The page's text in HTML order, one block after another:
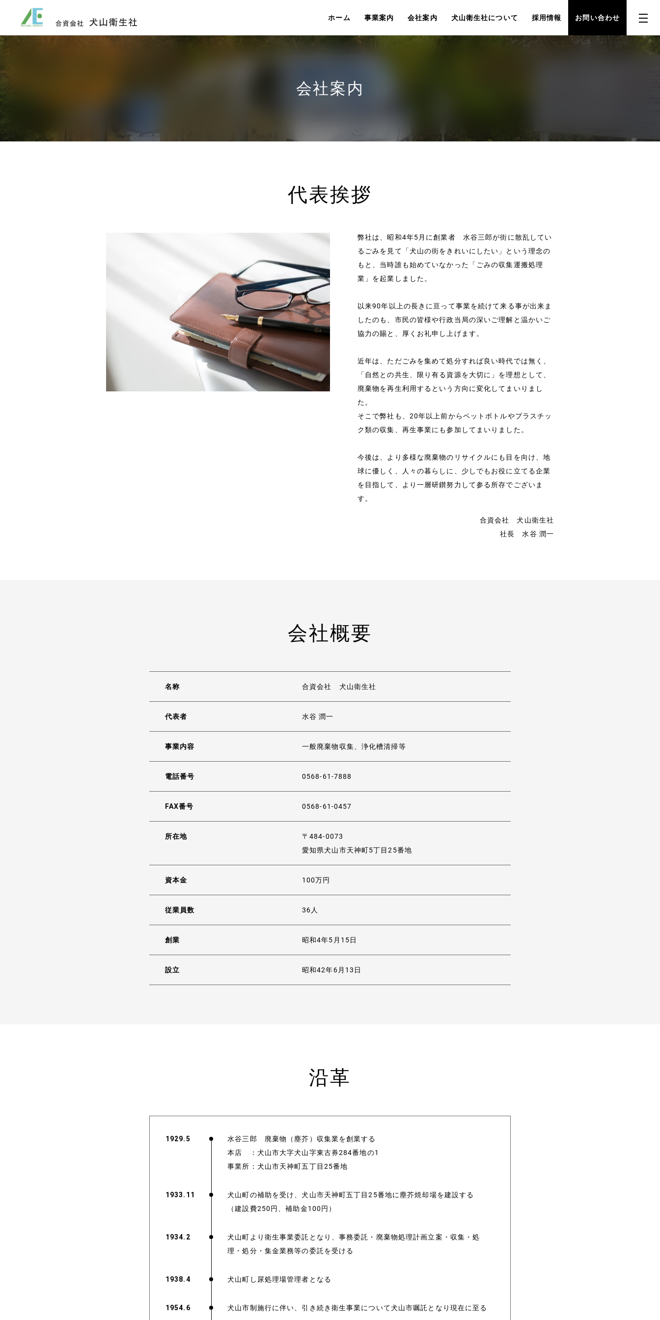
ホーム 事業案内 会社案内 犬山衛生社について 採用情報 お問い合わせ
会社案内
採用情報
お問い合わせ
会社案内
代表挨拶
弊社は、昭和4年5月に創業者 水谷三郎が街に散乱してい
るごみを見て「犬山の街をきれいにしたい」という理念の
もと、当時誰も始めていなかった「ごみの収集運搬処理
業」を起業しました。
以来90年以上の長きに亘って事業を続けて来る事が出来ま
したのも、市民の皆様や行政当局の深いご理解と温かいご
協力の賜と、厚くお礼申し上げます。
近年は、ただごみを集めて処分すれば良い時代では無く、
「自然との共生、限り有る資源を大切に」を理想として、
廃棄物を再生利用するという方向に変化してまいりまし
た。
そこで弊社も、20年以上前からペットボトルやプラスチッ
ク類の収集、再生事業にも参加してまいりました。
今後は、より多様な廃棄物のリサイクルにも目を向け、地
球に優しく、人々の暮らしに、少しでもお役に立てる企業
を目指して、より一層研鑚努力して参る所存でございま
す。
合資会社 犬山衛生社
社長 水谷 潤一
会社概要
名称 合資会社 犬山衛生社
代表者 水谷 潤一
事業内容 一般廃棄物収集、浄化槽清掃等
電話番号 0568-61-7888
FAX番号 0568-61-0457
所在地
〒484-0073
愛知県犬山市天神町5丁目25番地
資本金 100万円
従業員数 36人
創業 昭和4年5月15日
設立 昭和42年6月13日
沿革
1929.5
水谷三郎 廃棄物（塵芥）収集業を創業する
本店 ：犬山市大字犬山字東古券284番地の1
事業所：犬山市天神町五丁目25番地
1933.11
犬山町の補助を受け、犬山市天神町五丁目25番地に塵芥焼却場を建設する
（建設費250円、補助金100円）
1934.2
犬山町より衛生事業委託となり、事務委託・廃棄物処理計画立案・収集・処
理・処分・集金業務等の委託を受ける
1938.4 犬山町し尿処理場管理者となる
1954.6 犬山市制施行に伴い、引き続き衛生事業について犬山市嘱託となり現在に至る